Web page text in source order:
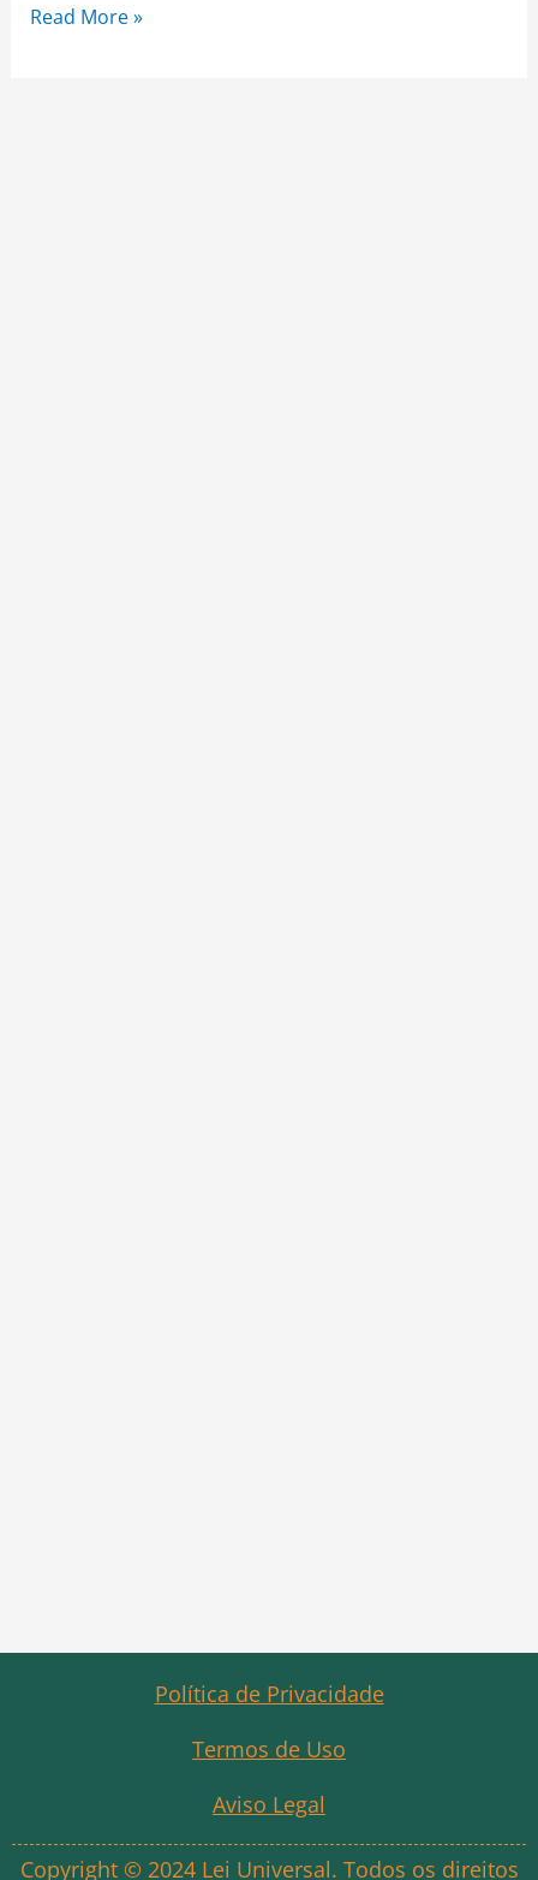
Read More »
Política de Privacidade
Termos de Uso
Aviso Legal
Copyright © 2024 Lei Universal. Todos os direitos